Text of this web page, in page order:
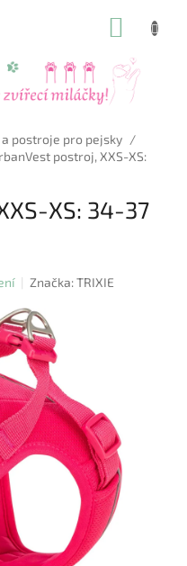
a postroje pro pejsky /
postroj, XXS-XS:
XS: 34-37
Značka:TRIXIE